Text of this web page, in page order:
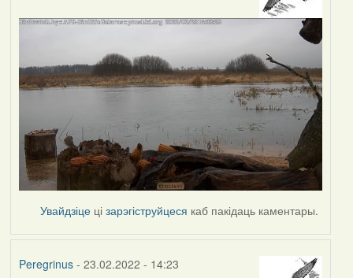
Увайдзіце цізарэгіструйцеся каб пакідаць каментары.
Peregrinus- 23.02.2022 - 14:23